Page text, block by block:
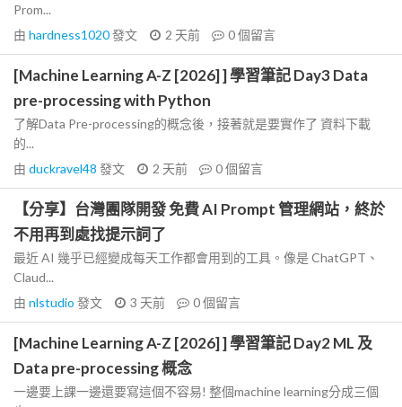
Prom...
由 hardness1020發文 2 天前 0個留言
[Machine Learning A-Z [2026] ] 學習筆記 Day3 Data
pre-processing with Python
了解Data Pre-processing的概念後，接著就是要實作了 資料下載
的...
由 duckravel48 發文 2 天前 0個留言
【分享】台灣團隊開發 免費 AI Prompt 管理網站，終於
不用再到處找提示詞了
最近 AI 幾乎已經變成每天工作都會用到的工具。像是 ChatGPT、
Claud...
由 nlstudio 發文 3 天前 0個留言
[Machine Learning A-Z [2026] ] 學習筆記 Day2 ML 及
Data pre-processing 概念
一邊要上課一邊還要寫這個不容易! 整個machine learning分成三個